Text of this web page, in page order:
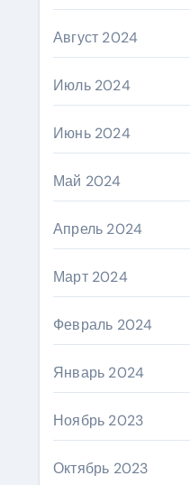
Август 2024
Июль 2024
Июнь 2024
Май 2024
Апрель 2024
Март 2024
Февраль 2024
Январь 2024
Ноябрь 2023
Октябрь 2023